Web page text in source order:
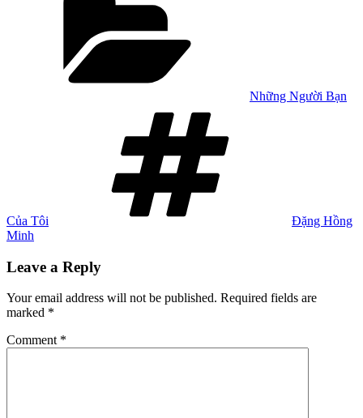
Những Người Bạn
Của Tôi
Đặng Hồng
Minh
Leave a Reply
Your email address will not be published. Required fields are
marked *
Comment *